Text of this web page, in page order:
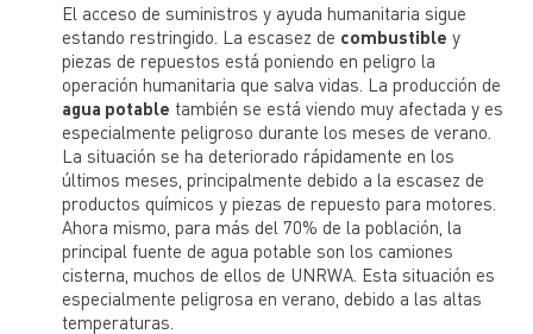
El acceso de suministros y ayuda humanitaria sigue
estando restringido. La escasez de combustible y
piezas de repuestos está poniendo en peligro la
operación humanitaria que salva vidas. La producción de
agua potable también se está viendo muy afectada y es
especialmente peligroso durante los meses de verano.
La situación se ha deteriorado rápidamente en los
últimos meses, principalmente debido a la escasez de
productos químicos y piezas de repuesto para motores.
Ahora mismo, para más del 70% de la población, la
principal fuente de agua potable son los camiones
cisterna, muchos de ellos de UNRWA. Esta situación es
especialmente peligrosa en verano, debido a las altas
temperaturas.